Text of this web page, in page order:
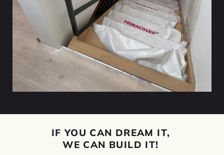
IF YOU CAN DREAM IT,
WE CAN BUILD IT!